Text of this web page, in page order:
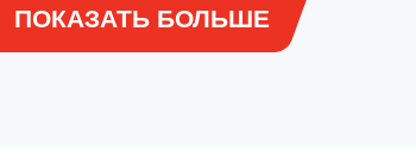
ПОКАЗАТЬ БОЛЬШЕ